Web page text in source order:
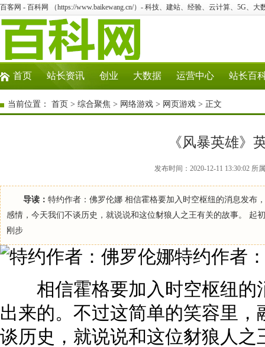
百客网 - 百科网 （https://www.baikewang.cn/）- 科技、建站、经验、云计算、5G、大
首页 站长资讯 创业 大数据 运营中心 站长百
当前位置： 首页 > 综合聚焦 > 网络游戏 > 网页游戏 > 正文
《风暴英雄》
发布时间：2020-12-11 13:30:02
导读： 特约作者：佛罗伦娜 相信霍格要加入时空枢纽的消息发布
感情，今天我们不谈历史，就说说和这位豺狼人之王有关的故事。 起
刚步
特约作者
相信霍格要加入时空枢纽的
出来的。不过这简单的笑容里
谈历史，就说说和这位豺狼人之